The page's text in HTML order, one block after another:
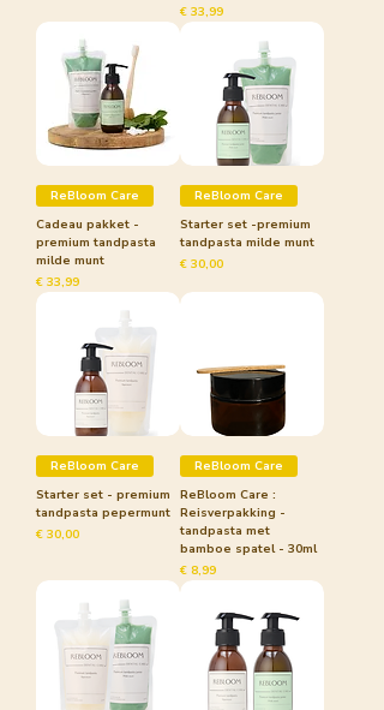
Prijs
€ 33,99
ReBloom Care
Cadeau pakket -
premium tandpasta
milde munt
Prijs
€ 33,99
ReBloom Care
Starter set -premium
tandpasta milde munt
Prijs
€ 30,00
ReBloom Care
Starter set - premium
tandpasta pepermunt
Prijs
€ 30,00
ReBloom Care
ReBloom Care :
Reisverpakking -
tandpasta met
bamboe spatel - 30ml
Prijs
€ 8,99